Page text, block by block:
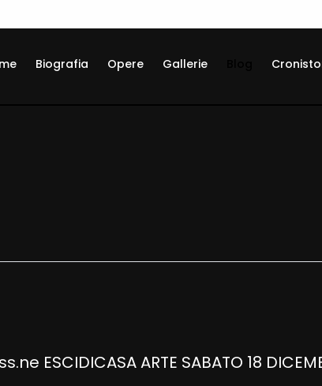
Biografia Opere Gallerie
ESCIDICASA ARTE SABATO 18